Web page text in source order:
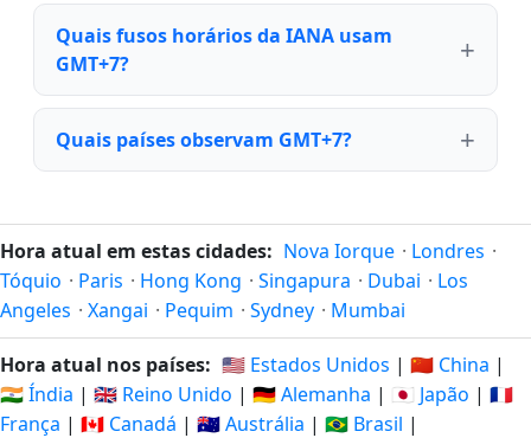
Quais fusos horários da IANA usam
GMT+7?
Quais países observam GMT+7?
Hora atual em estas cidades: Nova Iorque · Londres ·
Tóquio · Paris · Hong Kong · Singapura · Dubai · Los
Angeles · Xangai · Pequim · Sydney · Mumbai
Hora atual nos países: 🇺🇸 Estados Unidos | 🇨🇳 China |
🇮🇳 Índia | 🇬🇧 Reino Unido | 🇩🇪 Alemanha | 🇯🇵 Japão | 🇫🇷
França | 🇨🇦 Canadá | 🇦🇺 Austrália | 🇧🇷 Brasil |